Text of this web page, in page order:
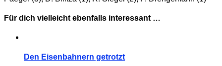
Für dich vielleicht ebenfalls interessant …
Den Eisenbahnern getrotzt